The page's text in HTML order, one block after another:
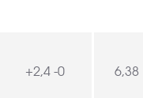
+2,4 -0 6,38